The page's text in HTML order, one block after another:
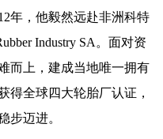
年，他毅然远赴非洲科特
Industry SA。面对资
而上，建成当地唯一拥有
得全球四大轮胎厂认证，
步迈进。